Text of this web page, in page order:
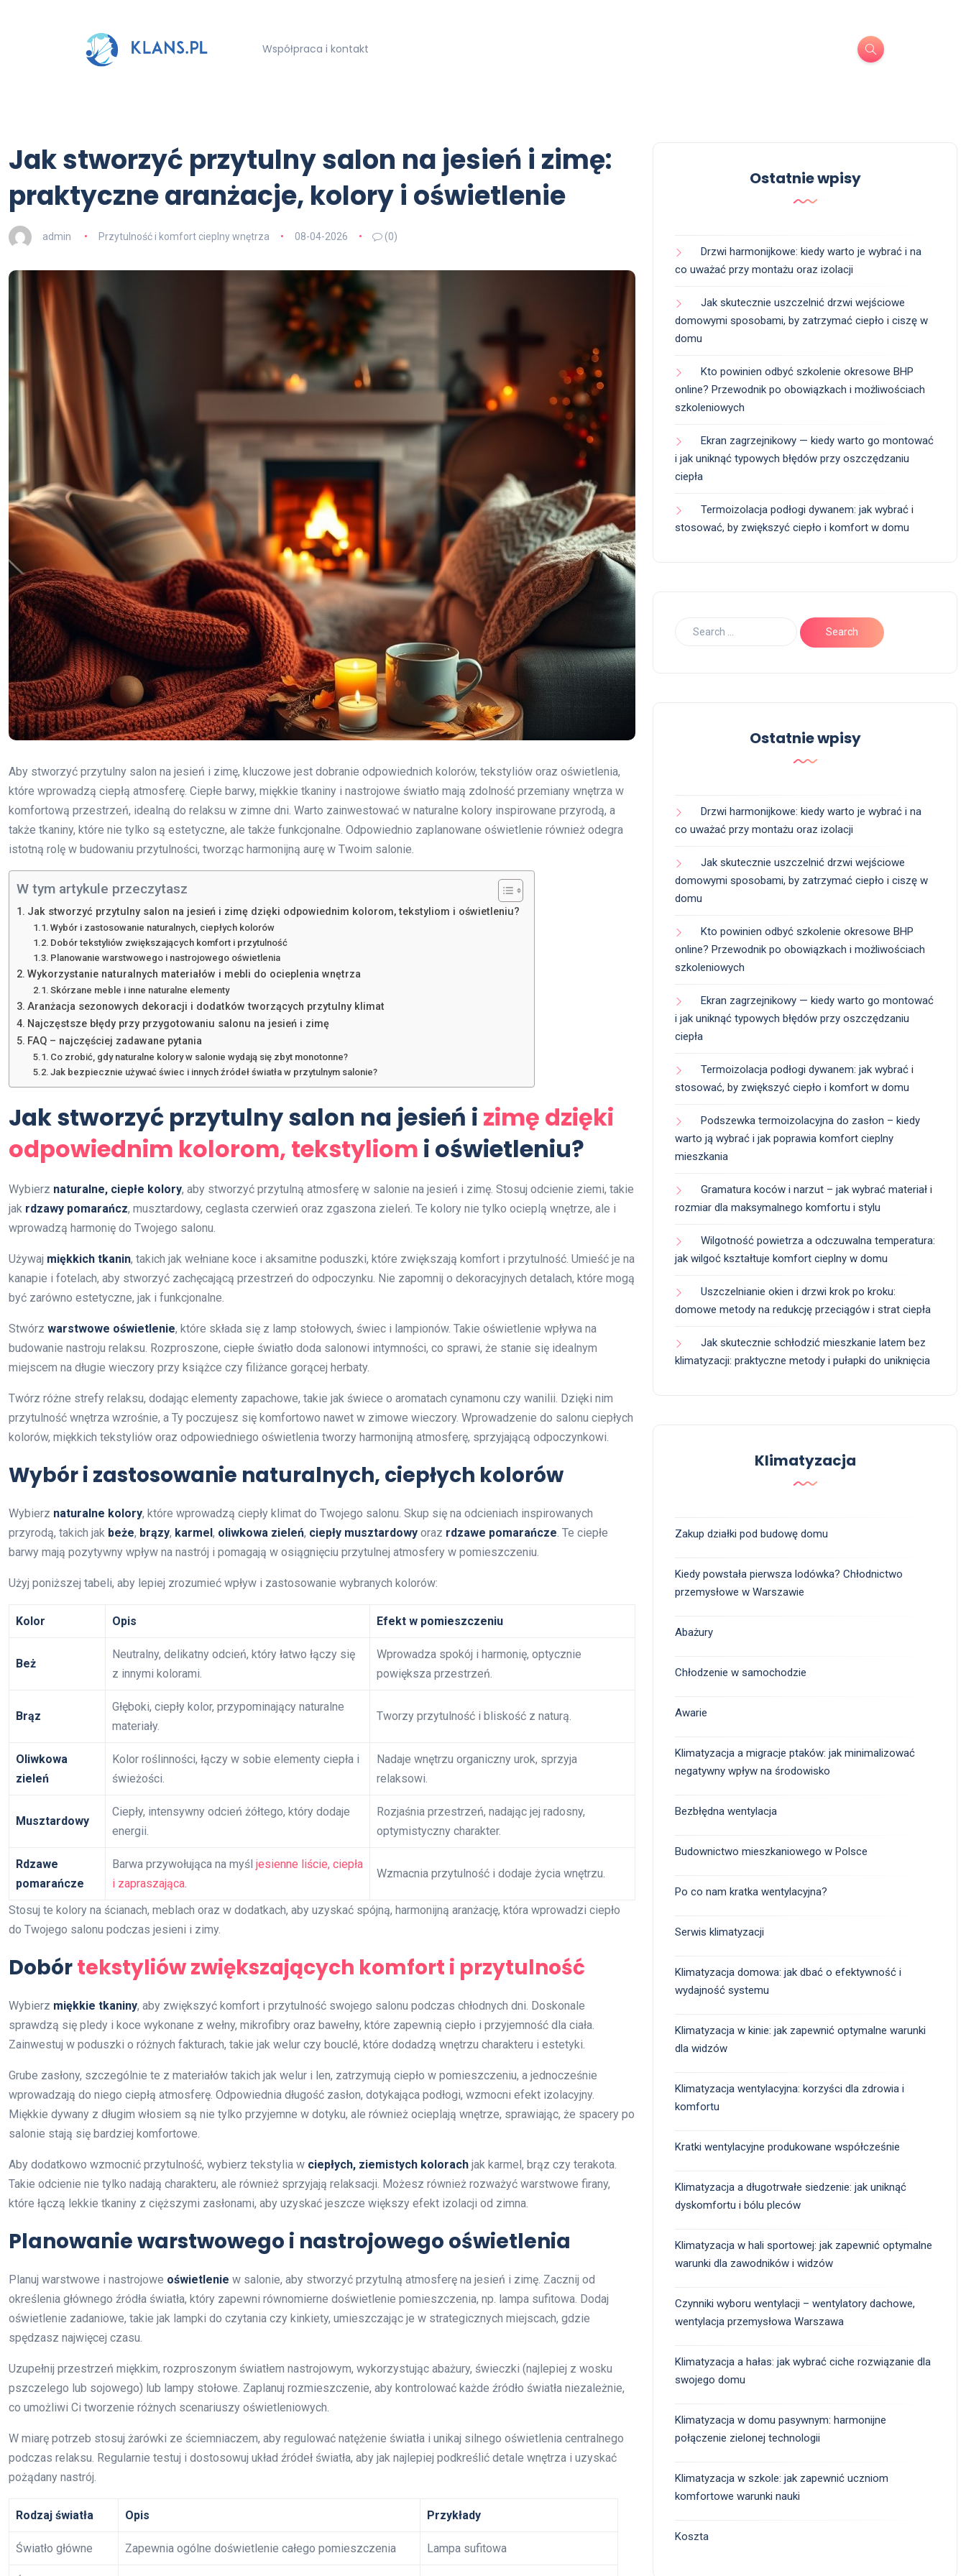
Współpraca i kontakt
Jak stworzyć przytulny salon na jesień i zimę:
praktyczne aranżacje, kolory i oświetlenie
admin Przytulność i komfort cieplny wnętrza 08-04-2026 (0)
Aby stworzyć przytulny salon na jesień i zimę, kluczowe jest dobranie odpowiednich kolorów, tekstyliów oraz oświetlenia,
które wprowadzą ciepłą atmosferę. Ciepłe barwy, miękkie tkaniny i nastrojowe światło mają zdolność przemiany wnętrza w
komfortową przestrzeń, idealną do relaksu w zimne dni. Warto zainwestować w naturalne kolory inspirowane przyrodą, a
także tkaniny, które nie tylko są estetyczne, ale także funkcjonalne. Odpowiednio zaplanowane oświetlenie również odegra
istotną rolę w budowaniu przytulności, tworząc harmonijną aurę w Twoim salonie.
W tym artykule przeczytasz
Jak stworzyć przytulny salon na jesień i zimę dzięki odpowiednim kolorom, tekstyliom i oświetleniu?
Wybór i zastosowanie naturalnych, ciepłych kolorów
Dobór tekstyliów zwiększających komfort i przytulność
Planowanie warstwowego i nastrojowego oświetlenia
Wykorzystanie naturalnych materiałów i mebli do ocieplenia wnętrza
Skórzane meble i inne naturalne elementy
Aranżacja sezonowych dekoracji i dodatków tworzących przytulny klimat
Najczęstsze błędy przy przygotowaniu salonu na jesień i zimę
FAQ – najczęściej zadawane pytania
Co zrobić, gdy naturalne kolory w salonie wydają się zbyt monotonne?
Jak bezpiecznie używać świec i innych źródeł światła w przytulnym salonie?
Jak stworzyć przytulny salon na jesień i zimę dzięki
odpowiednim kolorom, tekstyliom i oświetleniu?
Wybierz naturalne, ciepłe kolory, aby stworzyć przytulną atmosferę w salonie na jesień i zimę. Stosuj odcienie ziemi, takie
jak rdzawy pomarańcz, musztardowy, ceglasta czerwień oraz zgaszona zieleń. Te kolory nie tylko ocieplą wnętrze, ale i
wprowadzą harmonię do Twojego salonu.
Używaj miękkich tkanin, takich jak wełniane koce i aksamitne poduszki, które zwiększają komfort i przytulność. Umieść je na
kanapie i fotelach, aby stworzyć zachęcającą przestrzeń do odpoczynku. Nie zapomnij o dekoracyjnych detalach, które mogą
być zarówno estetyczne, jak i funkcjonalne.
Stwórz warstwowe oświetlenie, które składa się z lamp stołowych, świec i lampionów. Takie oświetlenie wpływa na
budowanie nastroju relaksu. Rozproszone, ciepłe światło doda salonowi intymności, co sprawi, że stanie się idealnym
miejscem na długie wieczory przy książce czy filiżance gorącej herbaty.
Twórz różne strefy relaksu, dodając elementy zapachowe, takie jak świece o aromatach cynamonu czy wanilii. Dzięki nim
przytulność wnętrza wzrośnie, a Ty poczujesz się komfortowo nawet w zimowe wieczory. Wprowadzenie do salonu ciepłych
kolorów, miękkich tekstyliów oraz odpowiedniego oświetlenia tworzy harmonijną atmosferę, sprzyjającą odpoczynkowi.
Wybór i zastosowanie naturalnych, ciepłych kolorów
Wybierz naturalne kolory, które wprowadzą ciepły klimat do Twojego salonu. Skup się na odcieniach inspirowanych
przyrodą, takich jak beże, brązy, karmel, oliwkowa zieleń, ciepły musztardowy oraz rdzawe pomarańcze. Te ciepłe
barwy mają pozytywny wpływ na nastrój i pomagają w osiągnięciu przytulnej atmosfery w pomieszczeniu.
Użyj poniższej tabeli, aby lepiej zrozumieć wpływ i zastosowanie wybranych kolorów:
Kolor Opis Efekt w pomieszczeniu
Beż
Neutralny, delikatny odcień, który łatwo łączy się
z innymi kolorami.
Wprowadza spokój i harmonię, optycznie
powiększa przestrzeń.
Brąz
Głęboki, ciepły kolor, przypominający naturalne
materiały.
Tworzy przytulność i bliskość z naturą.
Oliwkowa
zieleń
Kolor roślinności, łączy w sobie elementy ciepła i
świeżości.
Nadaje wnętrzu organiczny urok, sprzyja
relaksowi.
Musztardowy
Ciepły, intensywny odcień żółtego, który dodaje
energii.
Rozjaśnia przestrzeń, nadając jej radosny,
optymistyczny charakter.
Rdzawe
pomarańcze
Barwa przywołująca na myśl jesienne liście, ciepła
i zapraszająca.
Wzmacnia przytulność i dodaje życia wnętrzu.
Stosuj te kolory na ścianach, meblach oraz w dodatkach, aby uzyskać spójną, harmonijną aranżację, która wprowadzi ciepło
do Twojego salonu podczas jesieni i zimy.
Dobórtekstyliów zwiększających komfort i przytulność
Wybierz miękkie tkaniny, aby zwiększyć komfort i przytulność swojego salonu podczas chłodnych dni. Doskonale
sprawdzą się pledy i koce wykonane z wełny, mikrofibry oraz bawełny, które zapewnią ciepło i przyjemność dla ciała.
Zainwestuj w poduszki o różnych fakturach, takie jak welur czy bouclé, które dodadzą wnętrzu charakteru i estetyki.
Grube zasłony, szczególnie te z materiałów takich jak welur i len, zatrzymują ciepło w pomieszczeniu, a jednocześnie
wprowadzają do niego ciepłą atmosferę. Odpowiednia długość zasłon, dotykająca podłogi, wzmocni efekt izolacyjny.
Miękkie dywany z długim włosiem są nie tylko przyjemne w dotyku, ale również ocieplają wnętrze, sprawiając, że spacery po
salonie stają się bardziej komfortowe.
Aby dodatkowo wzmocnić przytulność, wybierz tekstylia w ciepłych, ziemistych kolorach jak karmel, brąz czy terakota.
Takie odcienie nie tylko nadają charakteru, ale również sprzyjają relaksacji. Możesz również rozważyć warstwowe firany,
które łączą lekkie tkaniny z cięższymi zasłonami, aby uzyskać jeszcze większy efekt izolacji od zimna.
Planowanie warstwowego i nastrojowego oświetlenia
Planuj warstwowe i nastrojowe oświetlenie w salonie, aby stworzyć przytulną atmosferę na jesień i zimę. Zacznij od
określenia głównego źródła światła, który zapewni równomierne doświetlenie pomieszczenia, np. lampa sufitowa. Dodaj
oświetlenie zadaniowe, takie jak lampki do czytania czy kinkiety, umieszczając je w strategicznych miejscach, gdzie
spędzasz najwięcej czasu.
Uzupełnij przestrzeń miękkim, rozproszonym światłem nastrojowym, wykorzystując abażury, świeczki (najlepiej z wosku
pszczelego lub sojowego) lub lampy stołowe. Zaplanuj rozmieszczenie, aby kontrolować każde źródło światła niezależnie,
co umożliwi Ci tworzenie różnych scenariuszy oświetleniowych.
W miarę potrzeb stosuj żarówki ze ściemniaczem, aby regulować natężenie światła i unikaj silnego oświetlenia centralnego
podczas relaksu. Regularnie testuj i dostosowuj układ źródeł światła, aby jak najlepiej podkreślić detale wnętrza i uzyskać
pożądany nastrój.
Rodzaj światła Opis Przykłady
Światło główne Zapewnia ogólne doświetlenie całego pomieszczenia Lampa sufitowa
Ostatnie wpisy
Drzwi harmonijkowe: kiedy warto je wybrać i na
co uważać przy montażu oraz izolacji
Jak skutecznie uszczelnić drzwi wejściowe
domowymi sposobami, by zatrzymać ciepło i ciszę w
domu
Kto powinien odbyć szkolenie okresowe BHP
online? Przewodnik po obowiązkach i możliwościach
szkoleniowych
Ekran zagrzejnikowy — kiedy warto go montować
i jak uniknąć typowych błędów przy oszczędzaniu
ciepła
Termoizolacja podłogi dywanem: jak wybrać i
stosować, by zwiększyć ciepło i komfort w domu
Ostatnie wpisy
Drzwi harmonijkowe: kiedy warto je wybrać i na
co uważać przy montażu oraz izolacji
Jak skutecznie uszczelnić drzwi wejściowe
domowymi sposobami, by zatrzymać ciepło i ciszę w
domu
Kto powinien odbyć szkolenie okresowe BHP
online? Przewodnik po obowiązkach i możliwościach
szkoleniowych
Ekran zagrzejnikowy — kiedy warto go montować
i jak uniknąć typowych błędów przy oszczędzaniu
ciepła
Termoizolacja podłogi dywanem: jak wybrać i
stosować, by zwiększyć ciepło i komfort w domu
Podszewka termoizolacyjna do zasłon – kiedy
warto ją wybrać i jak poprawia komfort cieplny
mieszkania
Gramatura koców i narzut – jak wybrać materiał i
rozmiar dla maksymalnego komfortu i stylu
Wilgotność powietrza a odczuwalna temperatura:
jak wilgoć kształtuje komfort cieplny w domu
Uszczelnianie okien i drzwi krok po kroku:
domowe metody na redukcję przeciągów i strat ciepła
Jak skutecznie schłodzić mieszkanie latem bez
klimatyzacji: praktyczne metody i pułapki do uniknięcia
Klimatyzacja
Zakup działki pod budowę domu
Kiedy powstała pierwsza lodówka? Chłodnictwo
przemysłowe w Warszawie
Abażury
Chłodzenie w samochodzie
Awarie
Klimatyzacja a migracje ptaków: jak minimalizować
negatywny wpływ na środowisko
Bezbłędna wentylacja
Budownictwo mieszkaniowego w Polsce
Po co nam kratka wentylacyjna?
Serwis klimatyzacji
Klimatyzacja domowa: jak dbać o efektywność i
wydajność systemu
Klimatyzacja w kinie: jak zapewnić optymalne warunki
dla widzów
Klimatyzacja wentylacyjna: korzyści dla zdrowia i
komfortu
Kratki wentylacyjne produkowane współcześnie
Klimatyzacja a długotrwałe siedzenie: jak uniknąć
dyskomfortu i bólu pleców
Klimatyzacja w hali sportowej: jak zapewnić optymalne
warunki dla zawodników i widzów
Czynniki wyboru wentylacji – wentylatory dachowe,
wentylacja przemysłowa Warszawa
Klimatyzacja a hałas: jak wybrać ciche rozwiązanie dla
swojego domu
Klimatyzacja w domu pasywnym: harmonijne
połączenie zielonej technologii
Klimatyzacja w szkole: jak zapewnić uczniom
komfortowe warunki nauki
Koszta